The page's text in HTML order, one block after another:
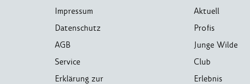
Impressum
Datenschutz
AGB
Service
Erklärung zur
Aktuell
Profis
Junge Wilde
Club
Erlebnis